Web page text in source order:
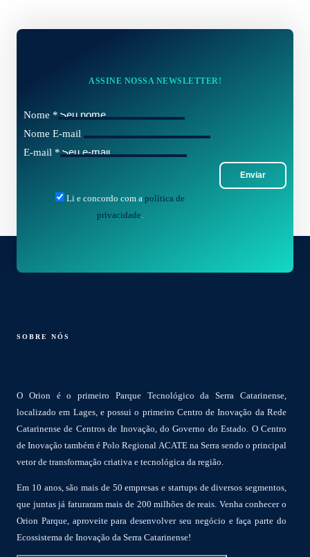
ASSINE NOSSA NEWSLETTER!
Nome *
Nome E-mail
E-mail *
Enviar
Li e concordo com a política de
privacidade.
SOBRE NÓS
O Orion é o primeiro Parque Tecnológico da Serra Catarinense,
localizado em Lages, e possui o primeiro Centro de Inovação da Rede
Catarinense de Centros de Inovação, do Governo do Estado. O Centro
de Inovação também é Polo Regional ACATE na Serra sendo o principal
vetor de transformação criativa e tecnológica da região.
Em 10 anos, são mais de 50 empresas e startups de diversos segmentos,
que juntas já faturaram mais de 200 milhões de reais. Venha conhecer o
Orion Parque, aproveite para desenvolver seu negócio e faça parte do
Ecossistema de Inovação da Serra Catarinense!